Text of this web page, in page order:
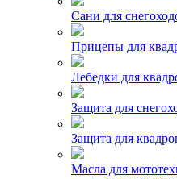
Сани для
Прицепы для
Лебедки для
Защита для
Защита для
Масла для